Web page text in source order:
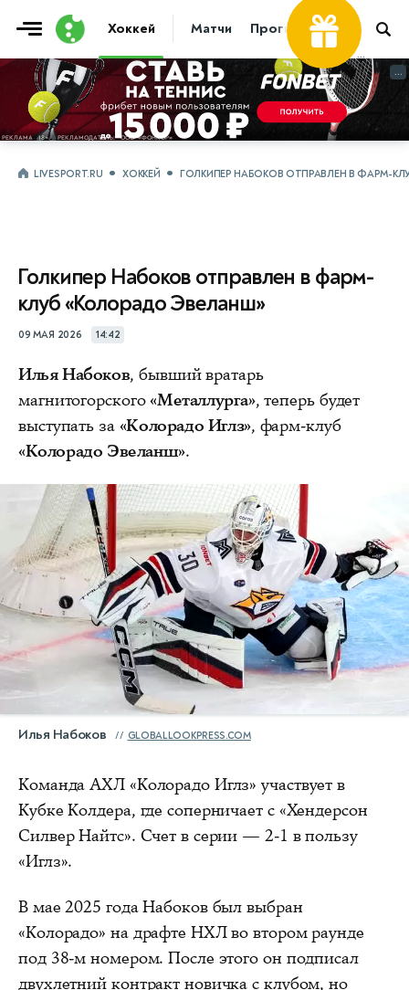
Хоккей Матчи Прогнозы
...
...
LIVESPORT.RU ХОККЕЙ ГОЛКИПЕР НАБОКОВ ОТПРАВЛЕН В ФАРМ-
Голкипер Набоков отправлен в фарм-
клуб «Колорадо Эвеланш»
09 МАЯ 2026 14:42
Илья Набоков, бывший вратарь
магнитогорского«Металлурга», теперь будет
выступать за «Колорадо Иглз», фарм-клуб
«Колорадо Эвеланш».
Илья Набоков GLOBALLOOKPRESS.COM
Команда АХЛ «Колорадо Иглз» участвует в
Кубке Колдера, где соперничает с «Хендерсон
Силвер Найтс». Счет в серии — 2-1 в пользу
«Иглз».
В мае 2025 года Набоков был выбран
«Колорадо» на драфте НХЛ во втором раунде
под 38-м номером. После этого он подписал
двухлетний контракт новичка с клубом, но